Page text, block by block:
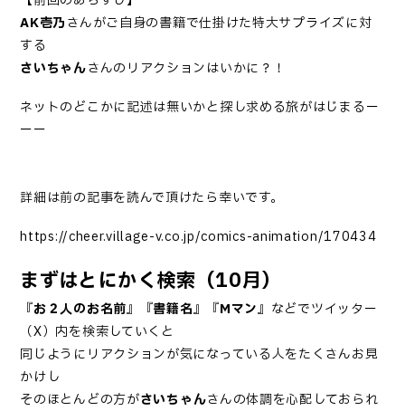
AK壱乃さんがご自身の書籍で仕掛けた特大サプライズに対
する
さいちゃんさんのリアクションはいかに？！
ネットのどこかに記述は無いかと探し求める旅がはじまるー
ーー
詳細は前の記事を読んで頂けたら幸いです。
https://cheer.village-v.co.jp/comics-animation/170434
まずはとにかく検索（10月）
『お２人のお名前』『書籍名』『Mマン』などでツイッター
（X）内を検索していくと
同じようにリアクションが気になっている人をたくさんお見
かけし
そのほとんどの方がさいちゃんさんの体調を心配しておられ